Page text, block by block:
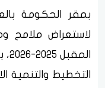
بمقر الحكومة
لاستعراض ملامح
التخطيط والتنمية